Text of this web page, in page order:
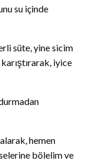
su içinde
süte, yine sicim
iyice
hemen
bölelim ve